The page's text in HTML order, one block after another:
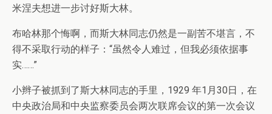
米涅夫想进一步讨好斯大林。
布哈林那个悔啊，而斯大林同志仍然是一副苦不堪言，不
得不采取行动的样子：“虽然令人难过，但我必须依据事
实……”
小辫子被抓到了斯大林同志的手里，1929 年1月30日，在
中央政治局和中央监察委员会两次联席会议的第一次会议